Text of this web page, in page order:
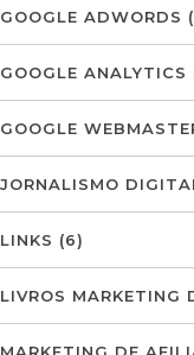
GOOGLE ADWORDS
GOOGLE ANALYTICS
GOOGLE
JORNALISMO
LINKS (6)
LIVROS MARKETING
MARKETING DE